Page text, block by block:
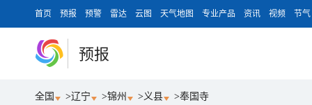
首页 预报 预警 雷达 云图 天气地图 专业产品 资讯 视频 节气
预报
全国 >辽宁 >锦州 >义县 >奉国寺